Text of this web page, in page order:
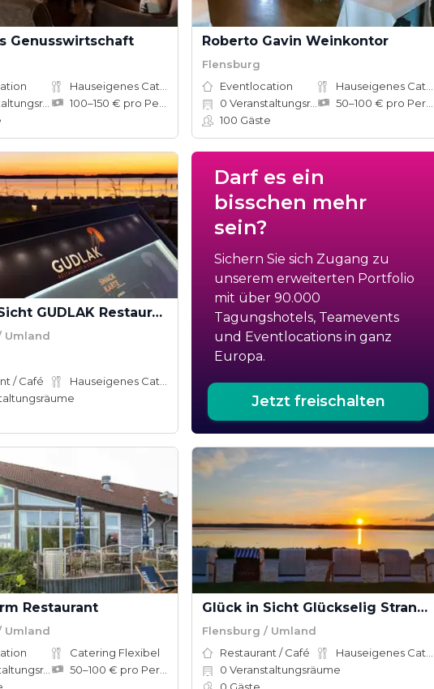
Genusswirtschaft Roberto Gavin Weinkontor
Flensburg
Eventlocation
0 Veranstaltungsräume
100 Gäste
Glück in Sicht GUDLAK Restaurant & Bar
Umland
/ Café
Darf es ein
bisschen mehr
sein?
Sichern Sie sich Zugang zu
unserem erweiterten Portfolio
mit über 90.000
Tagungshotels, Teamevents
und Eventlocations in ganz
Europa.
Jetzt freischalten
Restaurant
Umland
Catering Flexibel
Glück in Sicht Glückselig Strandrestaurant
Flensburg / Umland
Restaurant / Café
0 Veranstaltungsräume